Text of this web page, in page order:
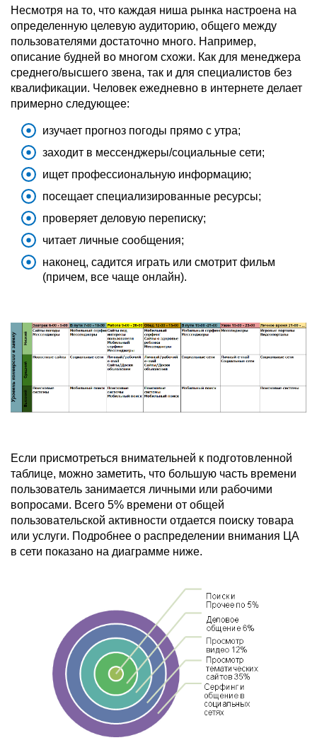
Несмотря на то, что каждая ниша рынка настроена на
определенную целевую аудиторию, общего между
пользователями достаточно много. Например,
описание будней во многом схожи. Как для менеджера
среднего/высшего звена, так и для специалистов без
квалификации. Человек ежедневно в интернете делает
примерно следующее:
изучает прогноз погоды прямо с утра;
заходит в мессенджеры/социальные сети;
ищет профессиональную информацию;
посещает специализированные ресурсы;
проверяет деловую переписку;
читает личные сообщения;
наконец, садится играть или смотрит фильм
(причем, все чаще онлайн).
Если присмотреться внимательней к подготовленной
таблице, можно заметить, что большую часть времени
пользователь занимается личными или рабочими
вопросами. Всего 5% времени от общей
пользовательской активности отдается поиску товара
или услуги. Подробнее о распределении внимания ЦА
в сети показано на диаграмме ниже.